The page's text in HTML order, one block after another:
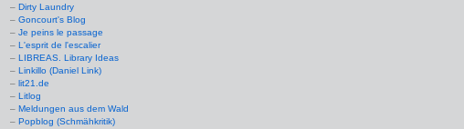
Dirty Laundry
Goncourt's Blog
Je peins le passage
L'esprit de l'escalier
LIBREAS. Library Ideas
Linkillo (Daniel Link)
lit21.de
Litlog
Meldungen aus dem Wald
Popblog (Schmähkritik)